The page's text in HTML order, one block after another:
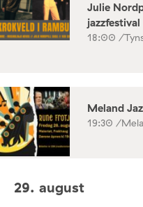
Julie
jazzfestival
18:00 /
Meland
19:30 /
29. august